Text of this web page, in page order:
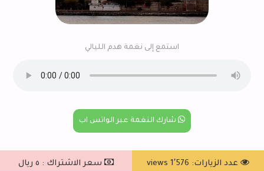
استمع إلى نغمة هدم الليالي
شارك النغمة عبر الواتس اب
عدد الزيارات: 1٬576 views سعر الاشتراك : ٥ ريال